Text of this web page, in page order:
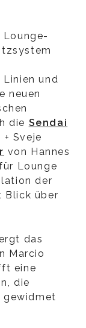
Lounge-
und
neuen
die Sendai
Sveje
von Hannes
Lounge
der
Blick über
das
Marcio
eine
die
gewidmet